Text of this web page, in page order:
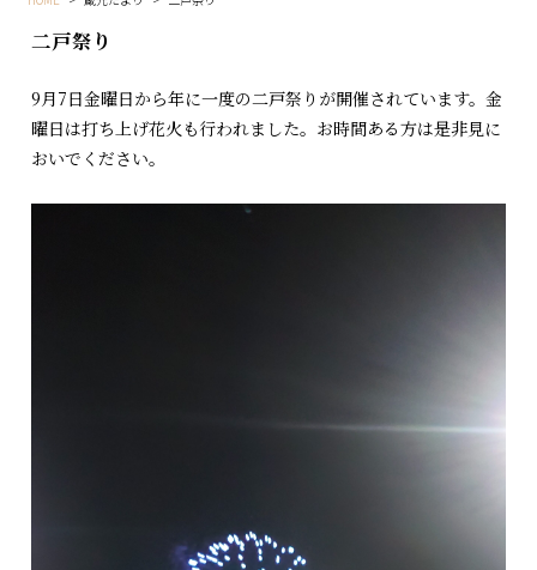
二戸祭り
9月7日金曜日から年に一度の二戸祭りが開催されています。金
曜日は打ち上げ花火も行われました。お時間ある方は是非見に
おいでください。